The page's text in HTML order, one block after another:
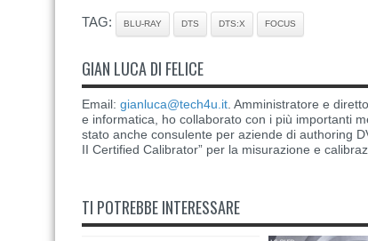
TAG: BLU-RAY DTS DTS:X FOCUS
GIAN LUCA DI FELICE
Email: gianluca@tech4u.it . Amministratore e
e informatica, ho collaborato con i più importanti
stato anche consulente per aziende di authoring
II Certified Calibrator” per la misurazione e
TI POTREBBE INTERESSARE